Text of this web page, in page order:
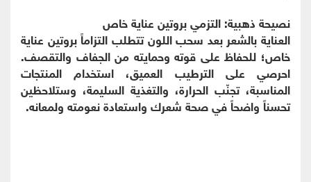
نصيحة ذهبية: التزمي بروتين عناية خاص
العناية بالشعر بعد سحب اللون تتطلب التزاماً بروتين عناية
خاص؛ للحفاظ على قوته وحمايته من الجفاف والتقصف.
احرصي على الترطيب العميق، استخدام المنتجات
المناسبة، تجنّب الحرارة، والتغذية السليمة، وستلاحظين
تحسناً واضحاً في صحة شعرك واستعادة نعومته ولمعانه.